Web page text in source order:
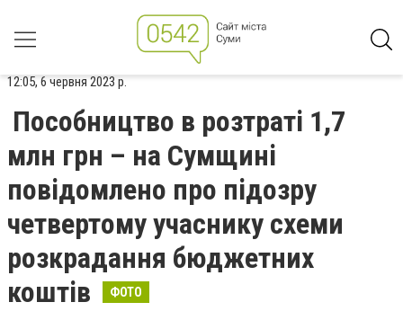
12:05, 6 червня 2023 р.
Пособництво в розтраті 1,7
млн грн – на Сумщині
повідомлено про підозру
четвертому учаснику схеми
розкрадання бюджетних
коштів
ФОТО